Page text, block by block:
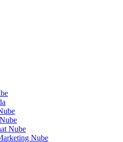
Nube
Nube